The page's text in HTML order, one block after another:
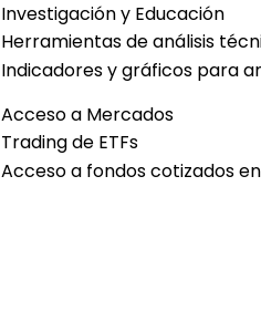
Investigación y Educación
Herramientas de análisis
Indicadores y gráficos para
Acceso a Mercados
Trading de ETFs
Acceso a fondos cotizados